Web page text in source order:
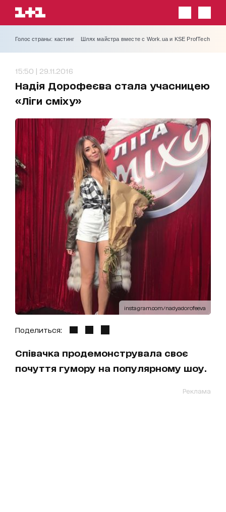
Голос страны: кастинг Шлях майстра вместе с Work.ua и KSE ProfTech
15:50 | 29.11.2016
Надія Дорофеєва стала учасницею
«Ліги сміху»
instagram.com/nadyadorofeeva
Поделиться:
Співачка продемонструвала своє
почуття гумору на популярному шоу.
Реклама